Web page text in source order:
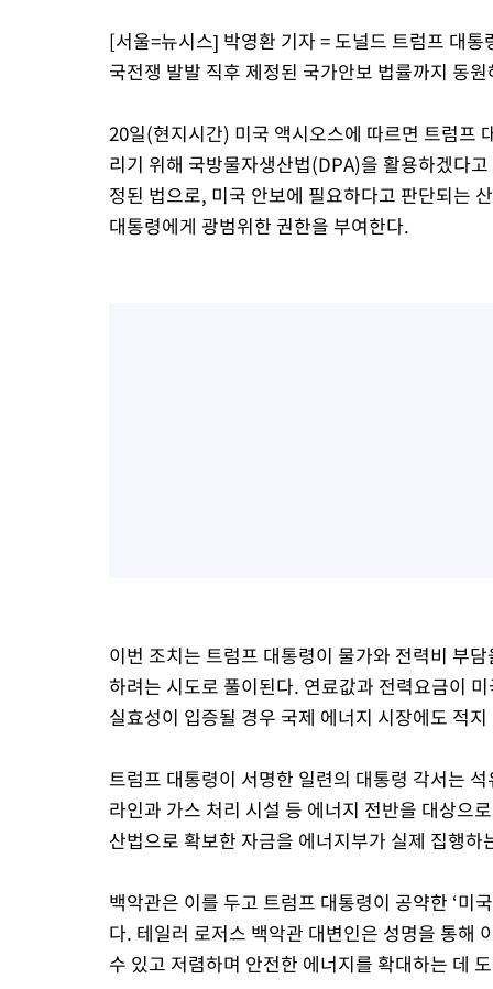
[속보]종합특검, '계엄 수용공간 확보' 신용해 前교정본부장 기
외신들도 주목한 韓축구 파문…"국민적 공분에 수사 재개"
[속보]규제합리화위원회 부위원장에 김태유 서울대 공대 교수
[서울=뉴시스] 박영환 기자 = 도널드 트럼프 대
국전쟁 발발 직후 제정된 국가안보 법률까지 동
20일(현지시간) 미국 액시오스에 따르면 트럼프
리기 위해 국방물자생산법(DPA)을 활용하겠다
정된 법으로, 미국 안보에 필요하다고 판단되는
대통령에게 광범위한 권한을 부여한다.
이번 조치는 트럼프 대통령이 물가와 전력비 부
하려는 시도로 풀이된다. 연료값과 전력요금이
실효성이 입증될 경우 국제 에너지 시장에도 적
트럼프 대통령이 서명한 일련의 대통령 각서는
라인과 가스 처리 시설 등 에너지 전반을 대상으
산법으로 확보한 자금을 에너지부가 실제 집행
백악관은 이를 두고 트럼프 대통령이 공약한 ‘미
다. 테일러 로저스 백악관 대변인은 성명을 통해
수 있고 저렴하며 안전한 에너지를 확대하는 데